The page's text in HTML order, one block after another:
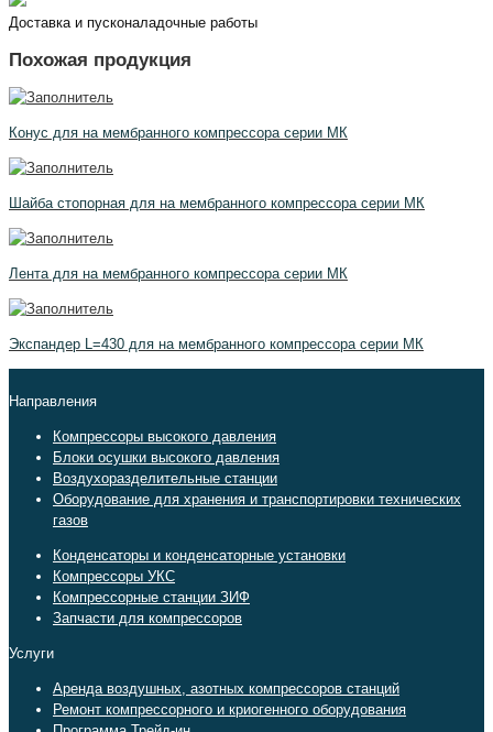
Доставка и пусконаладочные работы
Похожая продукция
Конус для на мембранного компрессора серии МК
Шайба стопорная для на мембранного компрессора серии МК
Лента для на мембранного компрессора серии МК
Экспандер L=430 для на мембранного компрессора серии МК
Направления
Компрессоры высокого давления
Блоки осушки высокого давления
Воздухоразделительные станции
Оборудование для хранения и транспортировки технических
газов
Конденсаторы и конденсаторные установки
Компрессоры УКС
Компрессорные станции ЗИФ
Запчасти для компрессоров
Услуги
Аренда воздушных, азотных компрессоров станций
Ремонт компрессорного и криогенного оборудования